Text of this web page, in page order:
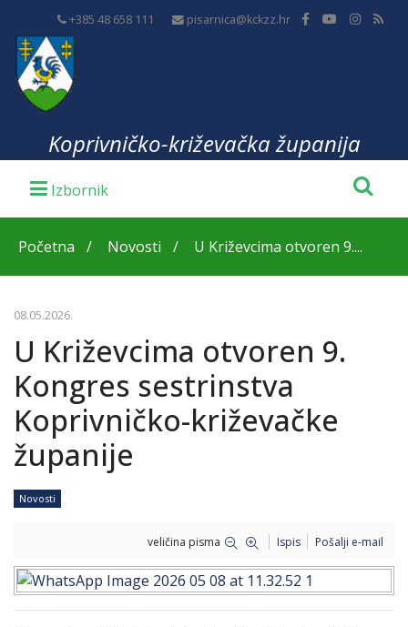
+385 48 658 111 pisarnica@kckzz.hr
Koprivničko-križevačka županija
Početna Novosti U Križevcima otvoren 9....
08.05.2026.
U Križevcima otvoren 9.
Kongres sestrinstva
Koprivničko-križevačke
županije
Novosti
veličina pisma Ispis Pošalji e-mail